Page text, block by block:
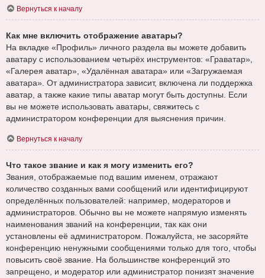
Вернуться к началу
Как мне включить отображение аватары?
На вкладке «Профиль» личного раздела вы можете добавить
аватару с использованием четырёх инструментов: «Граватар»,
«Галерея аватар», «Удалённая аватара» или «Загружаемая
аватара». От администратора зависит, включена ли поддержка
аватар, а также какие типы аватар могут быть доступны. Если
вы не можете использовать аватары, свяжитесь с
администратором конференции для выяснения причин.
Вернуться к началу
Что такое звание и как я могу изменить его?
Звания, отображаемые под вашим именем, отражают
количество созданных вами сообщений или идентифицируют
определённых пользователей: например, модераторов и
администраторов. Обычно вы не можете напрямую изменять
наименования званий на конференции, так как они
установлены её администратором. Пожалуйста, не засоряйте
конференцию ненужными сообщениями только для того, чтобы
повысить своё звание. На большинстве конференций это
запрещено, и модератор или администратор понизят значение